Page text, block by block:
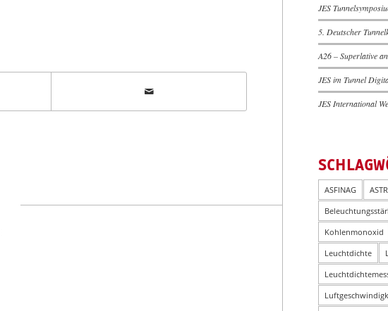
JES
5. Deutscher
A26 – Superlative
JES im Tunnel
JES International
ASFINAG
Kohlenmonoxid
Leuchtdichte